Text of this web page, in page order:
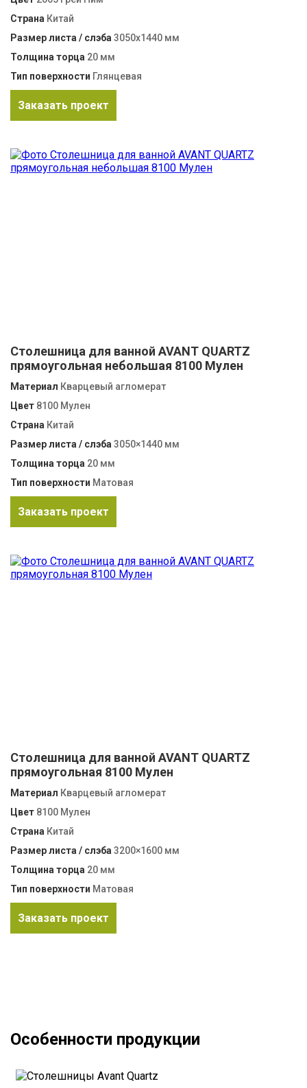
Страна Китай
Размер листа / слэба 3050х1440 мм
Толщина торца 20 мм
Тип поверхности Глянцевая
Заказать проект
Столешница для ванной AVANT QUARTZ
прямоугольная небольшая 8100 Мулен
Материал Кварцевый агломерат
Цвет 8100 Мулен
Страна Китай
Размер листа / слэба 3050×1440 мм
Толщина торца 20 мм
Тип поверхности Матовая
Заказать проект
Столешница для ванной AVANT QUARTZ
прямоугольная 8100 Мулен
Материал Кварцевый агломерат
Цвет 8100 Мулен
Страна Китай
Размер листа / слэба 3200×1600 мм
Толщина торца 20 мм
Тип поверхности Матовая
Заказать проект
Особенности продукции